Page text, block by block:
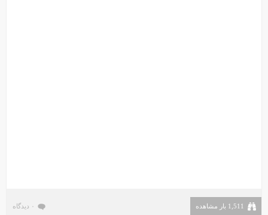
1,511 بار مشاهده ۰ دیدگاه